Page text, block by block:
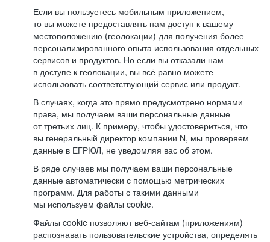
Если вы пользуетесь мобильным приложением,
то вы можете предоставлять нам доступ к вашему
местоположению (геолокации) для получения более
персонализированного опыта использования отдельных
сервисов и продуктов. Но если вы отказали нам
в доступе к геолокации, вы всё равно можете
использовать соответствующий сервис или продукт.
В случаях, когда это прямо предусмотрено нормами
права, мы получаем ваши персональные данные
от третьих лиц. К примеру, чтобы удостовериться, что
вы генеральный директор компании N, мы проверяем
данные в ЕГРЮЛ, не уведомляя вас об этом.
В ряде случаев мы получаем ваши персональные
данные автоматически с помощью метрических
программ. Для работы с такими данными
мы используем файлы cookie.
Файлы cookie позволяют веб-сайтам (приложениям)
распознавать пользовательские устройства, определять